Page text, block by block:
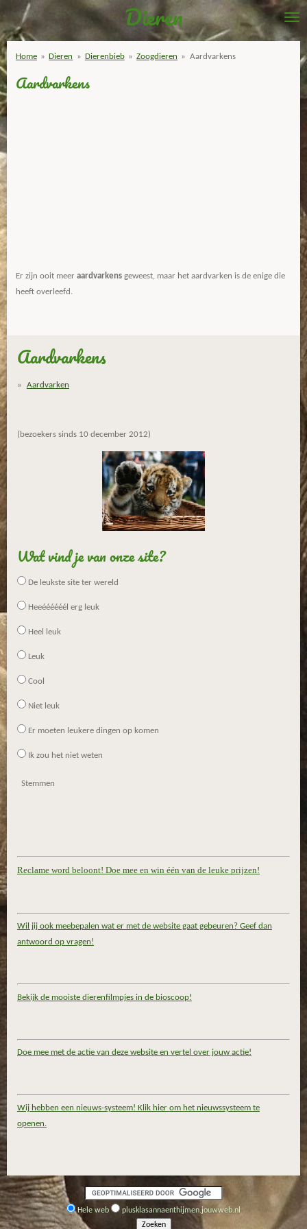
direct
naar
de
hoofdinhoud
Dieren
Home » Dieren » Dierenbieb » Zoogdieren » Aardvarkens
Aardvarkens
Er zijn ooit meer aardvarkens geweest, maar het aardvarken is de enige die
heeft overleefd.
Aardvarkens
Aardvarken
(bezoekers sinds 10 december 2012)
Wat vind je van onze site?
De leukste site ter wereld
Heeéééééél erg leuk
Heel leuk
Leuk
Cool
Niet leuk
Er moeten leukere dingen op komen
Ik zou het niet weten
Stemmen
Reclame word beloont! Doe mee en win één van de leuke prijzen!
Wil jij ook meebepalen wat er met de website gaat gebeuren? Geef dan
antwoord op vragen!
Bekijk de mooiste dierenfilmpjes in de bioscoop!
Doe mee met de actie van deze website en vertel over jouw actie!
Wij hebben een nieuws-systeem! Klik hier om het nieuwssysteem te
openen.
Hele web plusklasannaenthijmen.jouwweb.nl